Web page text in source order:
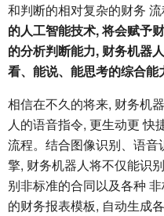
和判断的相对复杂的财务 流
的人工智能技术, 将会赋予
的分析判断能力, 财务机器
看、能说、能思考的综合能
相信在不久的将来, 财务机
人的语音指令, 更生动更 快
流程。结合图像识别、语音
擎, 财务机器人将不仅能识
别非标准的合同以及各种
的财务报表模板, 自动生成